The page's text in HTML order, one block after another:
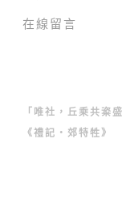
在線留言
「唯社，丘乘共粢
《禮記・郊特牲》